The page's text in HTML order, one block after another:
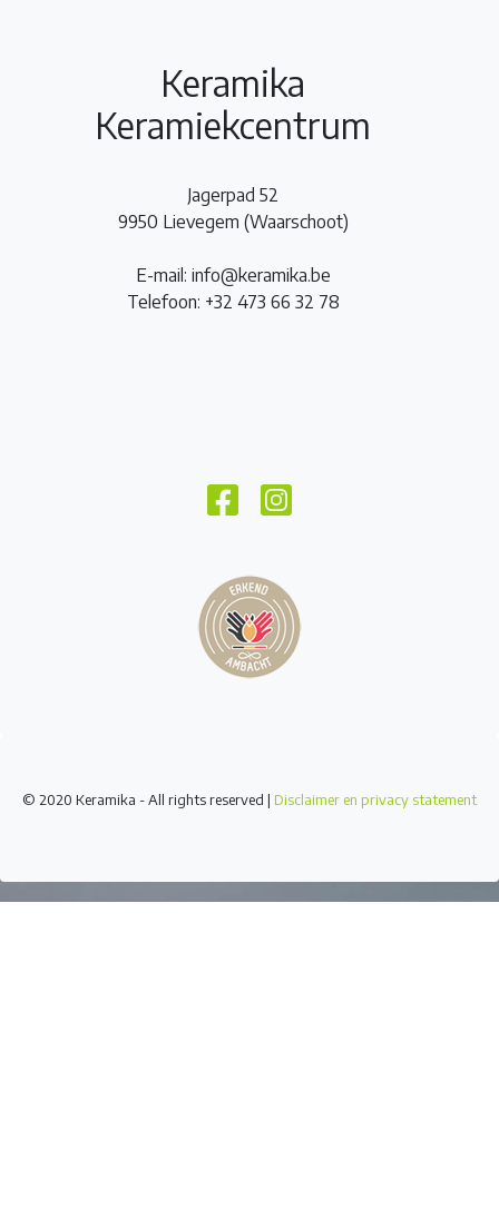
Keramika
Keramiekcentrum
Jagerpad 52
9950 Lievegem (Waarschoot)
E-mail: info@keramika.be
Telefoon: +32 473 66 32 78
© 2020 Keramika - All rights reserved | Disclaimer en privacy statement